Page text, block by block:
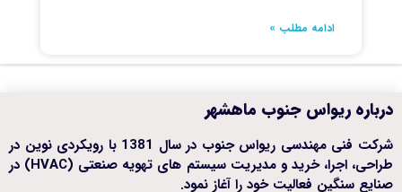
ادامه مطلب »
درباره ریواس جنوب ماهشهر
شرکت فنی مهندسی ریواس جنوب در سال 1381 با رویکردی نوین در
طراحی، اجرا، خرید و مدیریت سیستم های تهویه صنعتی (HVAC) در
صنایع سنگین فعالیت خود را آغاز نمود.